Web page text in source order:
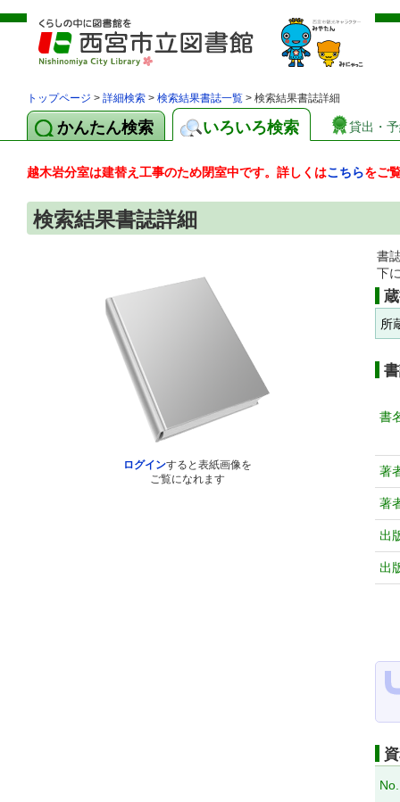
トップページ > 詳細検索 > 検索結果書誌一覧 > 検索結果書誌詳細
かんたん検索 いろいろ検索 貸出・
越木岩分室は建替え工事のため閉室中です。詳しくはこちらをご
検索結果書誌詳細
ログインすると表紙画像を
ご覧になれます
書
下
所
書
著
著
出
出
No.